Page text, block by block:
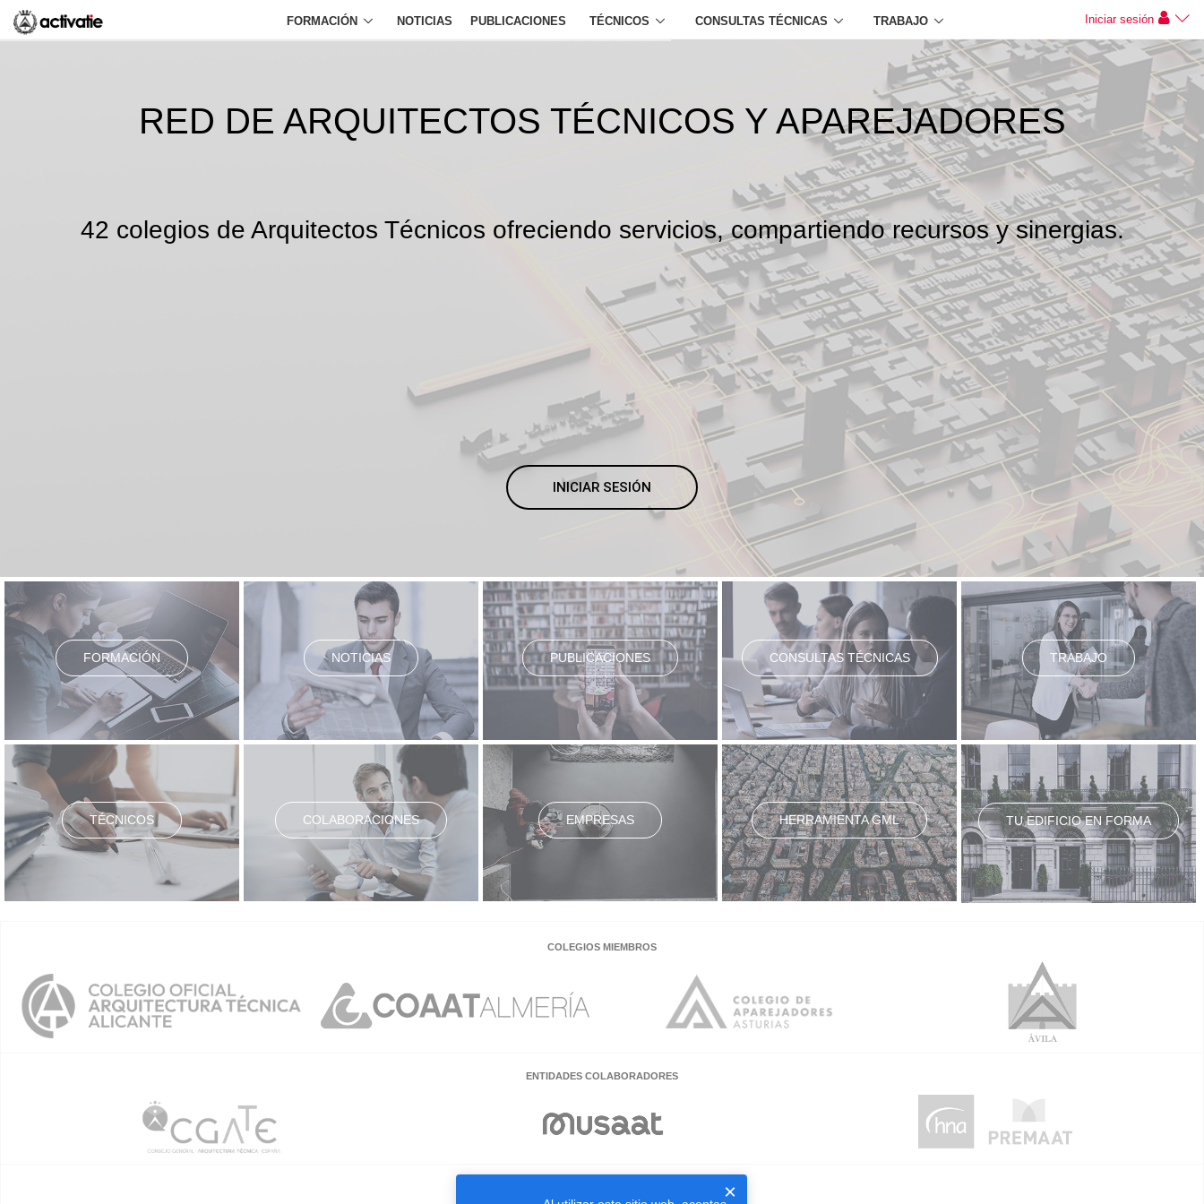
FORMACIÓN NOTICIAS PUBLICACIONES TÉCNICOS CONSULTAS TÉCNICAS TRABAJO Iniciar sesión
RED DE ARQUITECTOS TÉCNICOS Y APAREJADORES
42 colegios de Arquitectos Técnicos ofreciendo servicios, compartiendo recursos y sinergias.
INICIAR SESIÓN
FORMACIÓN NOTICIAS PUBLICACIONES CONSULTAS TÉCNICAS TRABAJO
TÉCNICOS COLABORACIONES EMPRESAS HERRAMIENTA GML TU EDIFICIO EN FORMA
COLEGIOS MIEMBROS
ENTIDADES COLABORADORES
×